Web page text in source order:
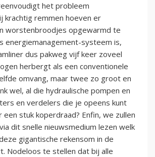
het probleem
krachtig remmen hoeven er
worstenbroodjes opgewarmd te
energiemanagement-systeem is,
dus pakweg vijf keer zoveel
herbergt als een conventionele
omvang, maar twee zo groot en
wel, al die hydraulische pompen en
en verdelers die je opeens kunt
stuk koperdraad? Enfin, we zullen
dit snelle nieuwsmedium lezen welk
gigantische rekensom in de
Nodeloos te stellen dat bij alle